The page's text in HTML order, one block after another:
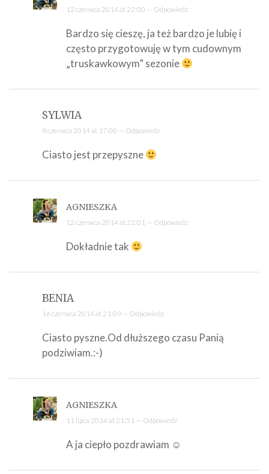
12 czerwca 2014 at 22:00 — Odpowiedz
Bardzo się cieszę, ja też bardzo je lubię i
często przygotowuję w tym cudownym
„truskawkowym” sezonie
SYLWIA
8 czerwca 2014 at 17:00 — Odpowiedz
Ciasto jest przepyszne
AGNIESZKA
12 czerwca 2014 at 22:01 — Odpowiedz
Dokładnie tak
BENIA
16 czerwca 2014 at 21:09 — Odpowiedz
Ciasto pyszne.Od dłuższego czasu Panią
podziwiam.:-)
AGNIESZKA
11 lipca 2014 at 21:51 — Odpowiedz
A ja ciepło pozdrawiam ☺